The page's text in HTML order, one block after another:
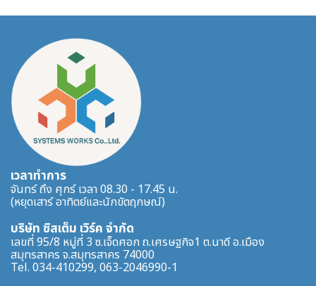
เวลาทำการ
จันทร์ ถึง ศุกร์ เวลา 08.30 - 17.45 น.
(หยุดเสาร์ อาทิตย์และนักขัตฤกษณ์)
บริษัท ซิสเต็ม เวิร์ค จำกัด
เลขที่ 95/8 หมู่ที่ 3 ซ.เจ็ดศอก ถ.เศรษฐกิจ1 ต.นาดี อ.เมือง
สมุทรสาคร จ.สมุทรสาคร 74000
Tel. 034-410299, 063-2046990-1